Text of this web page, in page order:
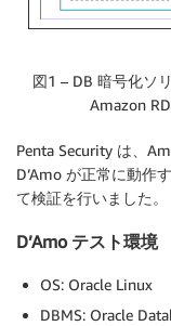
図1 – DB 暗号化ソ
Amazon
Penta Security は、
D’Amo が正常に動作
て検証を行いました。
D’Amo テスト環境
OS: Oracle Linux
DBMS: Oracle